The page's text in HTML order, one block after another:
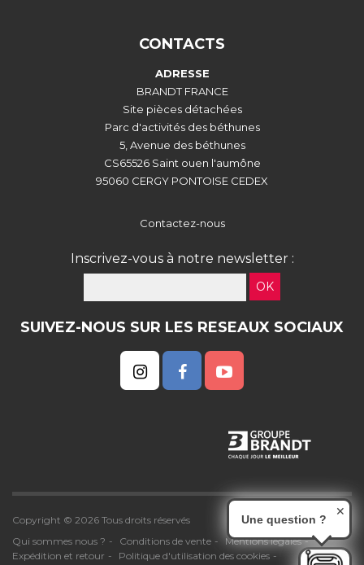
CONTACTS
ADRESSE
BRANDT FRANCE
Site pièces détachées
Parc d'activités des béthunes
5, Avenue des béthunes
CS65526 Saint ouen l'aumône
95060 CERGY PONTOISE CEDEX
Contactez-nous
Inscrivez-vous à notre newsletter :
OK
SUIVEZ-NOUS SUR LES RESEAUX SOCIAUX
Copyright © 2026 Tous droits réservés
Qui sommes nous ?
Conditions de vente
Mentions légales
Expédition et retour
Politique d'utilisation des cookies
Une question ?
✕